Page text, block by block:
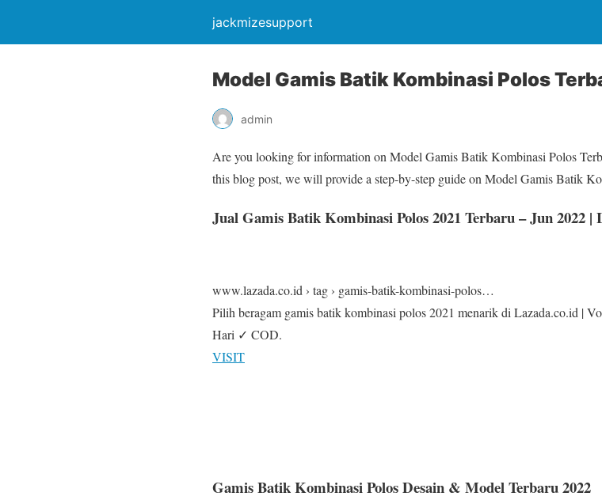
jackmizesupport
Model Gamis Batik Kombinasi Polos
admin
Are you looking for information on Model Gamis Batik Kombinasi Polos
this blog post, we will provide a step-by-step guide on Model Gamis Batik
Jual Gamis Batik Kombinasi Polos 2021 Terbaru – Jun 2022 |
www.lazada.co.id › tag › gamis-batik-kombinasi-polos…
Pilih beragam gamis batik kombinasi polos 2021 menarik di Lazada.co.id |
Hari ✓ COD.
VISIT
Gamis Batik Kombinasi Polos Desain & Model Terbaru 2022